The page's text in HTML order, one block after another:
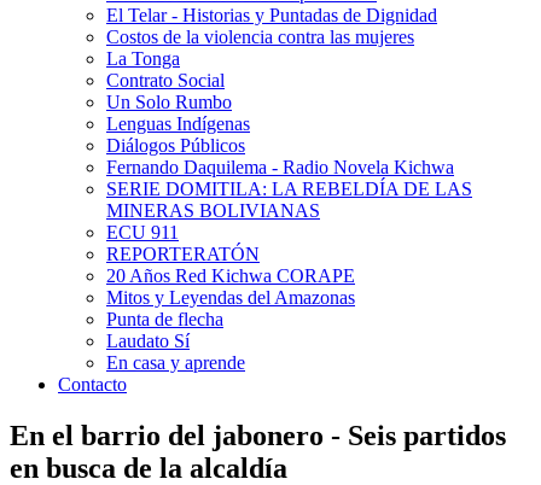
El Telar - Historias y Puntadas de Dignidad
Costos de la violencia contra las mujeres
La Tonga
Contrato Social
Un Solo Rumbo
Lenguas Indígenas
Diálogos Públicos
Fernando Daquilema - Radio Novela Kichwa
SERIE DOMITILA: LA REBELDÍA DE LAS
MINERAS BOLIVIANAS
ECU 911
REPORTERATÓN
20 Años Red Kichwa CORAPE
Mitos y Leyendas del Amazonas
Punta de flecha
Laudato Sí
En casa y aprende
Contacto
En el barrio del jabonero - Seis partidos
en busca de la alcaldía